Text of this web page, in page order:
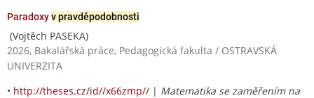
Paradoxyv pravděpodobnosti
(Vojtěch PASEKA)
2026, Bakalářská práce, Pedagogická fakulta / OSTRAVSKÁ
UNIVERZITA
• http://theses.cz/id//x66zmp// | Matematika se zaměřením na